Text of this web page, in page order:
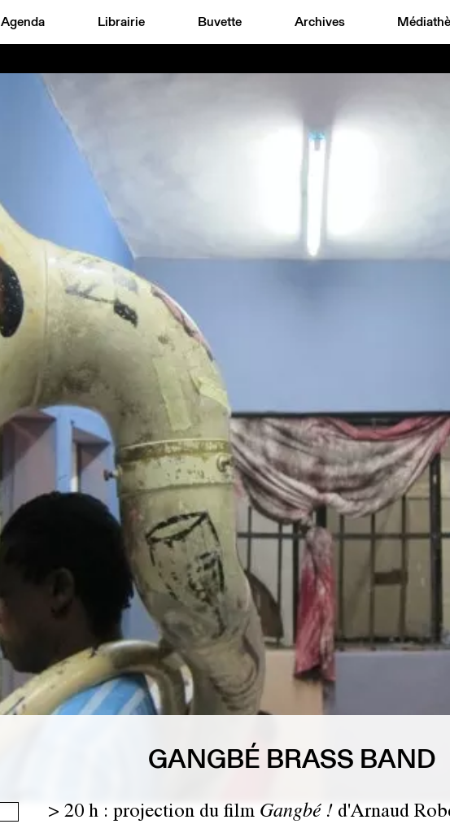
Agenda Librairie Buvette Archives
GANGBÉ BRASS BAND
> 20 h : projection du film Gangbé ! d'Arnaud